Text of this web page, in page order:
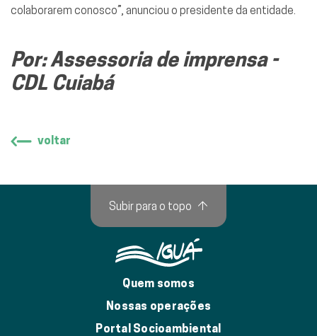
colaborarem conosco”, anunciou o presidente da entidade.
Por: Assessoria de imprensa -
CDL Cuiabá
voltar
Quem somos
Nossas operações
Portal Socioambiental
Subir para o topo ↑